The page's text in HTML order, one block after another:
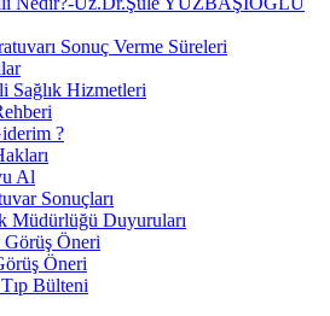
Sonuç Verme Süreleri
Sağlık Hizmetleri
?
Al
Sonuçları
Müdürlüğü Duyuruları
Görüş Öneri
Öneri
Bülteni